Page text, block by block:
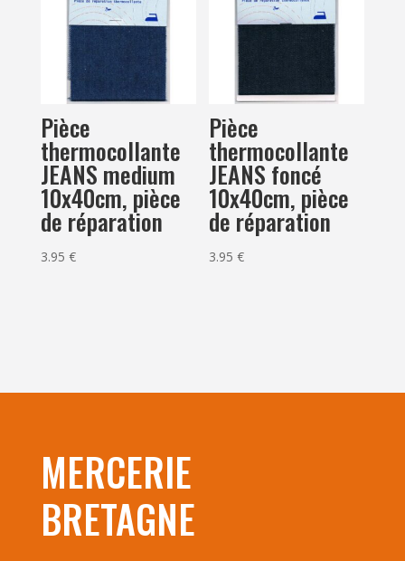
Pièce
thermocollante
JEANS medium
10x40cm, pièce
de réparation
3.95 €
Pièce
thermocollante
JEANS foncé
10x40cm, pièce
de réparation
3.95€
MERCERIE
BRETAGNE